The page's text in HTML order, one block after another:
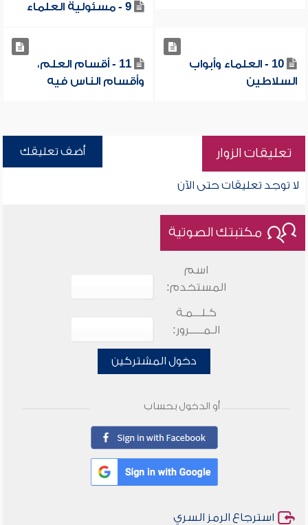
9 - مسئولية العلماء
10 - العلماء وأبواب
السلاطين
11 - أقسام العلم،
وأقسام الناس فيه
تعليقات الزوار أضف تعليقك
لا توجد تعليقات حتى الآن
مكتبتك الصوتية
اسم
المستخدم:
كـلـــمـة
الـمـــــرور:
دخول المشتركين
أو الدخول بحساب
استرجاع الرمز السري